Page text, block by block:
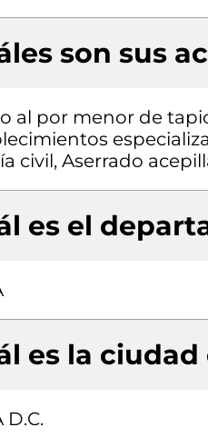
son sus
al por menor de
civil, Aserrado
es el
es la
D.C.